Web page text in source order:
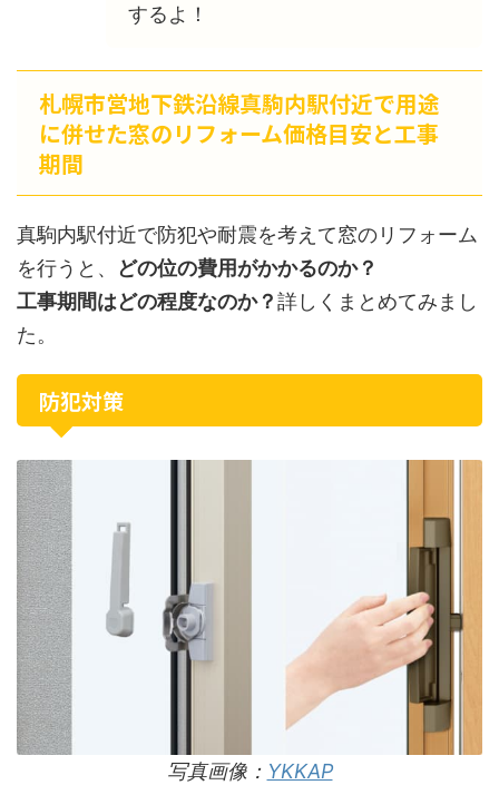
するよ！
札幌市営地下鉄沿線真駒内駅付近で用途
に併せた窓のリフォーム価格目安と工事
期間
真駒内駅付近で防犯や耐震を考えて窓のリフォーム
を行うと、
どの位の費用がかかるのか？
工事期間はどの程度なのか？詳しくまとめてみまし
た。
防犯対策
写真画像： YKKAP